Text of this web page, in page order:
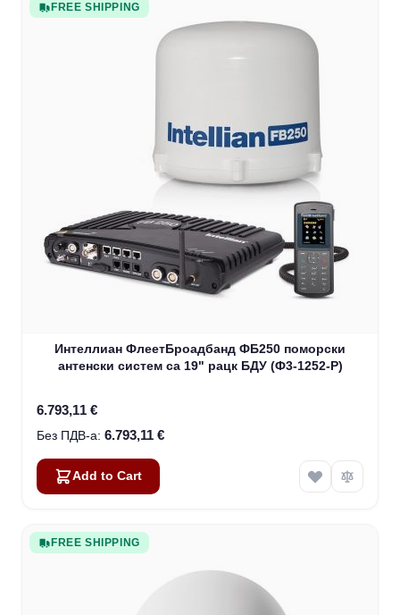
FREE SHIPPING
Интеллиан ФлеетБроадбанд ФБ250 поморски
антенски систем са 19" рацк БДУ (Ф3-1252-Р)
6.793,11 €
6.793,11 €
Add to Cart
FREE SHIPPING